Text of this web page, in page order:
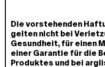
Die vorstehenden
gelten nicht bei
Gesundheit, für einen
einer Garantie für die
Produktes und bei